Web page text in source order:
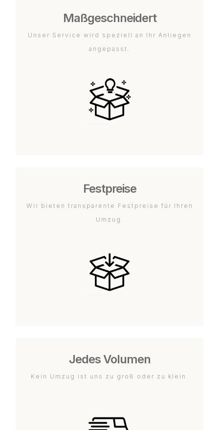
Maßgeschneidert
Unser Service wird speziell an Ihr Anliegen
angepasst.
Festpreise
Wir bieten transparente Festpreise für Ihren
Umzug.
Jedes Volumen
Kein Umzug ist uns zu groß oder zu klein.